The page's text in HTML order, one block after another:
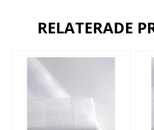
RELATERADE